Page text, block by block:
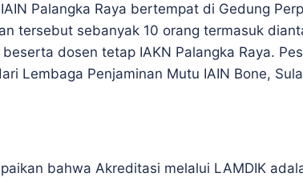
Palangka Raya bertempat di Gedung
tersebut sebanyak 10 orang termasuk
dosen tetap IAKN Palangka Raya.
Lembaga Penjaminan Mutu IAIN Bone,
bahwa Akreditasi melalui LAMDIK